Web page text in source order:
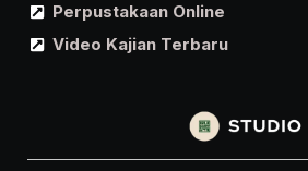
Perpustakaan Online
Video Kajian Terbaru